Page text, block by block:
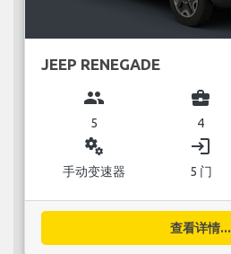
JEEP RENEGADE
group
5
business_center
4
miscellaneous_services
手动变速器
login
5 门
查看详情...